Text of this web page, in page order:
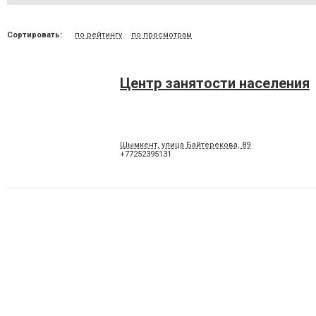
Сортировать: по рейтингу по просмотрам
Центр занятости населения
Шымкент, улица Байтерекова, 89
+77252395131